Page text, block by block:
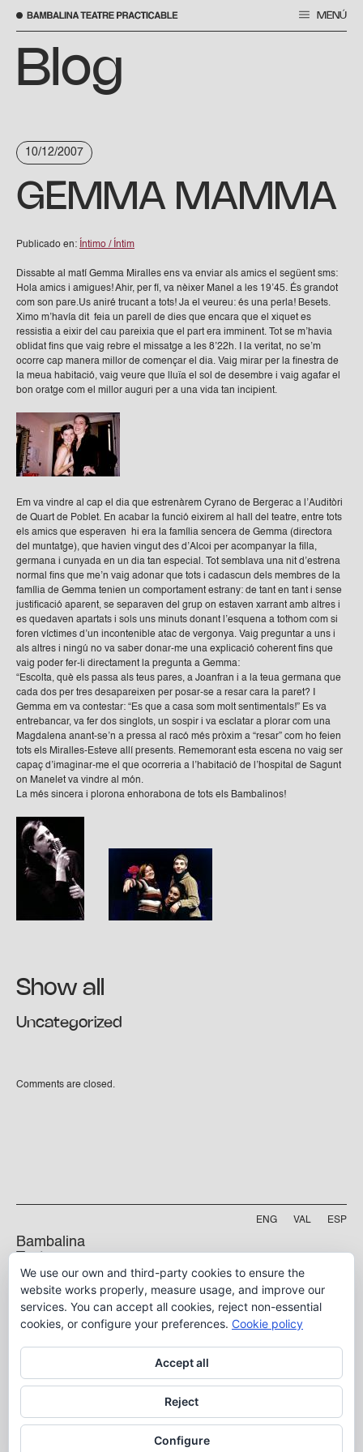
Skip
MENÚ
Blog
Show all
Uncategorized
10/12/2007
GEMMA MAMMA
Publicado en: Íntimo / Íntim
Dissabte al matí Gemma Miralles ens va enviar als amics el següent sms:
Hola amics i amigues! Ahir, per fí, va nèixer Manel a les 19’45. És grandot
com son pare.Us aniré trucant a tots! Ja el veureu: és una perla! Besets.
Ximo m’havía dit feia un parell de dies que encara que el xiquet es
ressistia a eixir del cau pareixia que el part era imminent. Tot se m’havia
oblidat fins que vaig rebre el missatge a les 8’22h. I la veritat, no se’m
ocorre cap manera millor de començar el dia. Vaig mirar per la finestra de
la meua habitació, vaig veure que lluïa el sol de desembre i vaig agafar el
bon oratge com el millor auguri per a una vida tan incipient.
Em va vindre al cap el dia que estrenàrem Cyrano de Bergerac a l’Auditòri
de Quart de Poblet. En acabar la funció eixirem al hall del teatre, entre tots
els amics que esperaven hi era la família sencera de Gemma (directora
del muntatge), que havien vingut des d’Alcoi per acompanyar la filla,
germana i cunyada en un dia tan especial. Tot semblava una nit d’estrena
normal fins que me’n vaig adonar que tots i cadascun dels membres de la
família de Gemma tenien un comportament estrany: de tant en tant i sense
justificació aparent, se separaven del grup on estaven xarrant amb altres i
es quedaven apartats i sols uns minuts donant l’esquena a tothom com si
foren víctimes d’un incontenible atac de vergonya. Vaig preguntar a uns i
als altres i ningú no va saber donar-me una explicació coherent fins que
vaig poder fer-li directament la pregunta a Gemma:
“Escolta, què els passa als teus pares, a Joanfran i a la teua germana que
cada dos per tres desapareixen per posar-se a resar cara la paret? I
Gemma em va contestar: “Es que a casa som molt sentimentals!” Es va
entrebancar, va fer dos singlots, un sospir i va esclatar a plorar com una
Magdalena anant-se’n a pressa al racó més pròxim a “resar” com ho feien
tots els Miralles-Esteve allí presents. Rememorant esta escena no vaig ser
capaç d’imaginar-me el que ocorreria a l’habitació de l’hospital de Sagunt
on Manelet va vindre al món.
La més sincera i plorona enhorabona de tots els Bambalinos!
Comments are closed.
ENG VAL ESP
Bambalina
Practicable
5 B, Manyà Street
46009, Valencia
info@bambalina.es
Tel (+34) 664 576 071
Aviso Legal
We use our own and third-party cookies to ensure the
website works properly, measure usage, and improve our
services. You can accept all cookies, reject non-essential
cookies, or configure your preferences. Cookie policy
Accept all
Reject
Configure